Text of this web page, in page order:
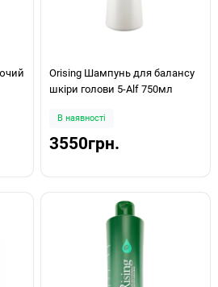
Orising Шампунь для балансу
шкіри голови 5-Alf 750мл
В наявності
3550грн.